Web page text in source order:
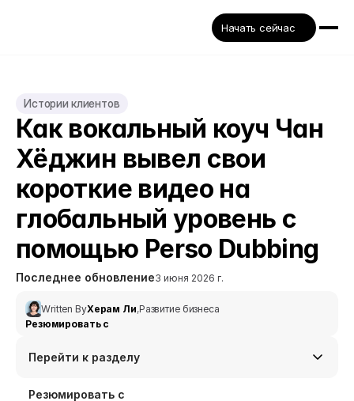
Начать сейчас
Истории клиентов
Как вокальный коуч Чан
Хёджин вывел свои
короткие видео на
глобальный уровень с
помощью Perso Dubbing
Последнее обновление3 июня 2026 г.
Written ByХерам Ли,Развитие бизнеса
Резюмировать с
Перейти к разделу
Резюмировать с